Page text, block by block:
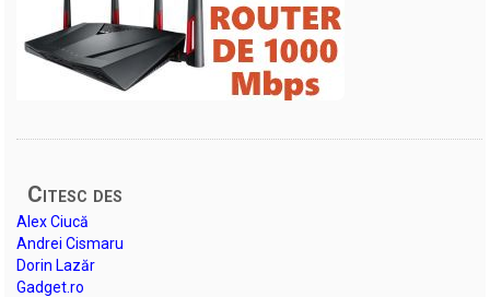
Citesc des
Alex Ciucă
Andrei Cismaru
Dorin Lazăr
Gadget.ro